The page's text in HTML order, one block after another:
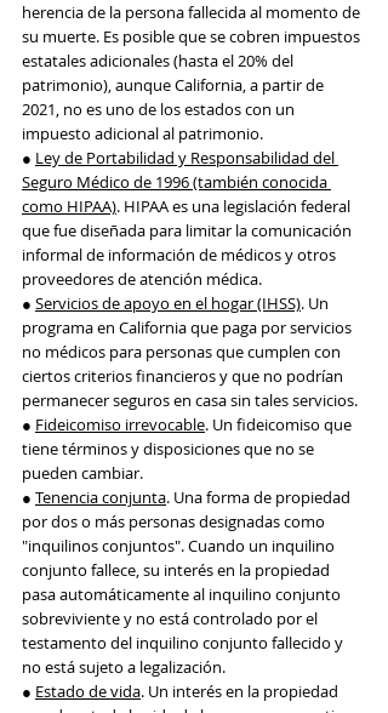
herencia de la persona fallecida al momento de
su muerte. Es posible que se cobren impuestos
estatales adicionales (hasta el 20% del
patrimonio), aunque California, a partir de
2021, no es uno de los estados con un
impuesto adicional al patrimonio.
● Ley de Portabilidad y Responsabilidad del
Seguro Médico de 1996 (también conocida
como HIPAA). HIPAA es una legislación federal
que fue diseñada para limitar la comunicación
informal de información de médicos y otros
proveedores de atención médica.
● Servicios de apoyo en el hogar (IHSS). Un
programa en California que paga por servicios
no médicos para personas que cumplen con
ciertos criterios financieros y que no podrían
permanecer seguros en casa sin tales servicios.
● Fideicomiso irrevocable. Un fideicomiso que
tiene términos y disposiciones que no se
pueden cambiar.
● Tenencia conjunta. Una forma de propiedad
por dos o más personas designadas como
"inquilinos conjuntos". Cuando un inquilino
conjunto fallece, su interés en la propiedad
pasa automáticamente al inquilino conjunto
sobreviviente y no está controlado por el
testamento del inquilino conjunto fallecido y
no está sujeto a legalización.
● Estado de vida. Un interés en la propiedad